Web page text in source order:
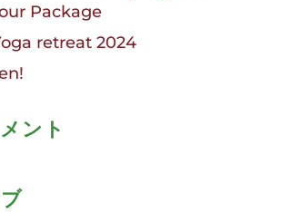
Package
retreat 2024
ント